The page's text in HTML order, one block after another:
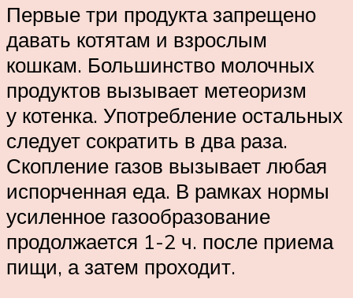
Первые три продукта запрещено
давать котятам и взрослым
кошкам. Большинство молочных
продуктов вызывает метеоризм
у котенка. Употребление остальных
следует сократить в два раза.
Скопление газов вызывает любая
испорченная еда. В рамках нормы
усиленное газообразование
продолжается 1-2 ч. после приема
пищи, а затем проходит.